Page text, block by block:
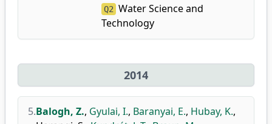
Q2 Water Science and
Technology
2014
5.Balogh, Z., Gyulai, I., Baranyai, E., Hubay, K.,